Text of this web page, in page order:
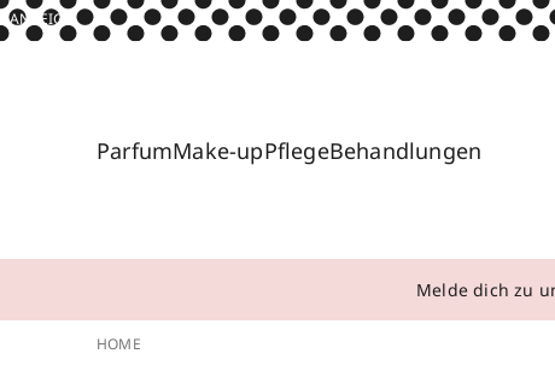
ANZEIGE
ParfumMake-upPflegeBehandlungen
Melde dich zu
HOME